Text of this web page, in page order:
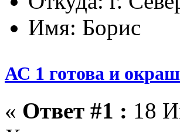
Имя: Борис
АС 1 готова и
« Ответ #1 : 18